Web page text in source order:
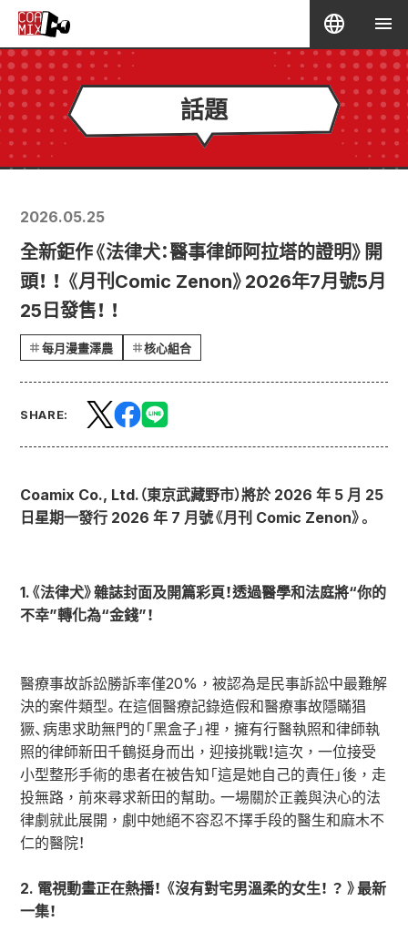
話題
2026.05.25
全新鉅作《法律犬：醫事律師阿拉塔的證明》開
頭！ ！ 《月刊Comic Zenon》2026年7月號5月
25日發售！ ！
每月漫畫澤農 核心組合
SHARE:
Coamix Co., Ltd.（東京武藏野市）將於 2026 年 5 月 25
日星期一發行 2026 年 7 月號《月刊 Comic Zenon》。
1.《法律犬》雜誌封面及開篇彩頁！透過醫學和法庭將“你的
不幸”轉化為“金錢”！
醫療事故訴訟勝訴率僅20%，被認為是民事訴訟中最難解
決的案件類型。在這個醫療記錄造假和醫療事故隱瞞猖
獗、病患求助無門的「黑盒子」裡，擁有行醫執照和律師執
照的律師新田千鶴挺身而出，迎接挑戰！這次，一位接受
小型整形手術的患者在被告知「這是她自己的責任」後，走
投無路，前來尋求新田的幫助。一場關於正義與決心的法
律劇就此展開，劇中她絕不容忍不擇手段的醫生和麻木不
仁的醫院！
2. 電視動畫正在熱播！ 《沒有對宅男溫柔的女生！ ？ 》最新
一集！